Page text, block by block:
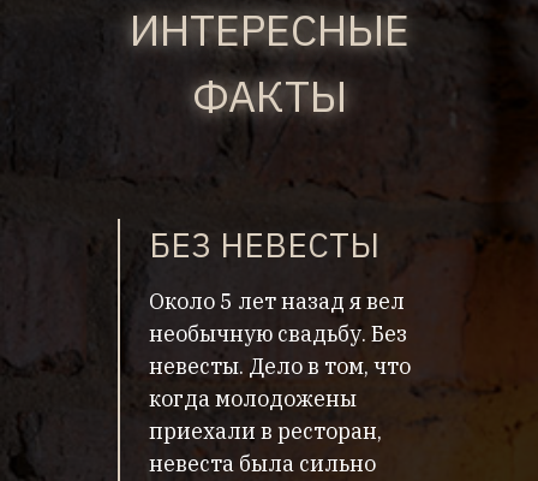
ИНТЕРЕСНЫЕ
ФАКТЫ
БЕЗ НЕВЕСТЫ
Около 5 лет назад я вел
необычную свадьбу. Без
невесты. Дело в том, что
когда молодожены
приехали в ресторан,
невеста была сильно